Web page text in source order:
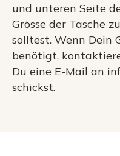
und unteren Seite
Grösse der Tasche
solltest. Wenn Dein
benötigt,
Du eine E-Mail an
schickst.